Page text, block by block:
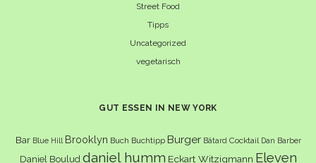
Street Food
Tipps
Uncategorized
vegetarisch
GUT ESSEN IN NEW YORK
Bar Blue Hill Brooklyn Buch Buchtipp Burger Bâtard Cocktail Dan Barber
Daniel Boulud daniel humm Eckart Witzigmann Eleven